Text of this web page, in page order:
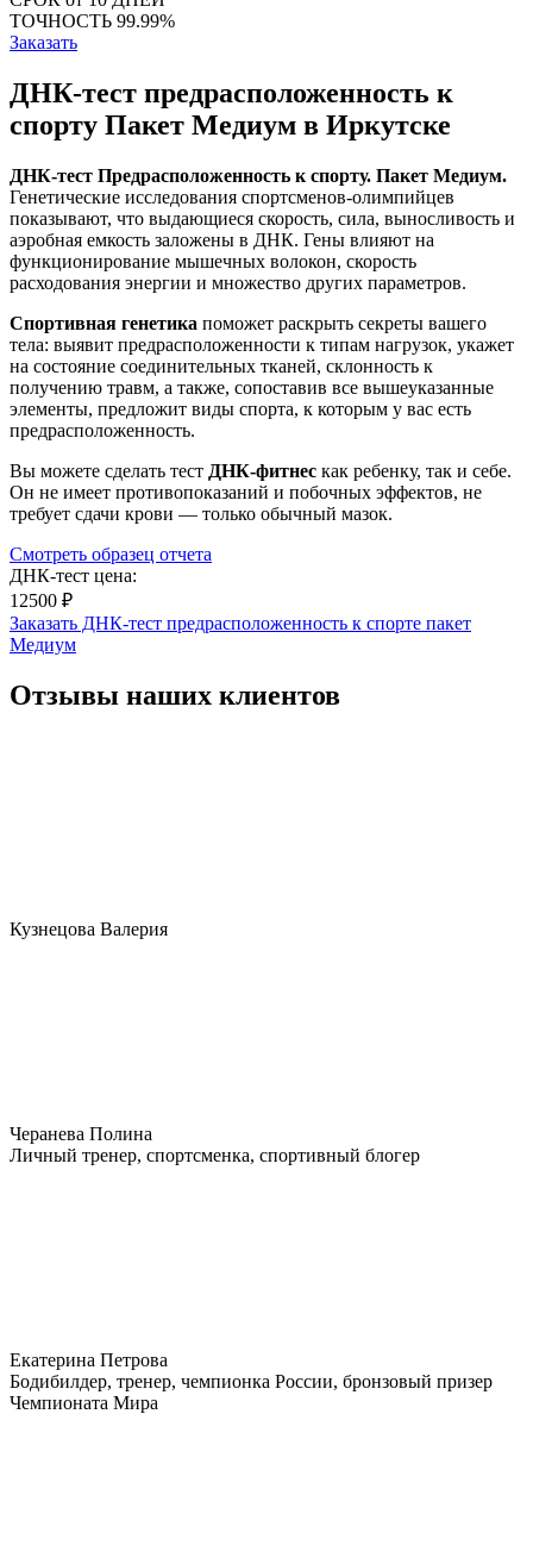
ТОЧНОСТЬ 99.99%
Заказать
ДНК-тест предрасположенность к
спорту Пакет Медиум в Иркутске
ДНК-тест Предрасположенность к спорту. Пакет Медиум.
Генетические исследования спортсменов-олимпийцев
показывают, что выдающиеся скорость, сила, выносливость и
аэробная емкость заложены в ДНК. Гены влияют на
функционирование мышечных волокон, скорость
расходования энергии и множество других параметров.
Спортивная генетика поможет раскрыть секреты вашего
тела: выявит предрасположенности к типам нагрузок, укажет
на состояние соединительных тканей, склонность к
получению травм, а также, сопоставив все вышеуказанные
элементы, предложит виды спорта, к которым у вас есть
предрасположенность.
Вы можете сделать тест ДНК-фитнес как ребенку, так и себе.
Он не имеет противопоказаний и побочных эффектов, не
требует сдачи крови — только обычный мазок.
Смотреть образец отчета
ДНК-тест цена:
12500 ₽
Заказать ДНК-тест предрасположенность к спорте пакет
Медиум
Отзывы наших клиентов
Кузнецова Валерия
Черанева Полина
Личный тренер, спортсменка, спортивный блогер
Екатерина Петрова
Бодибилдер, тренер, чемпионка России, бронзовый призер
Чемпионата Мира